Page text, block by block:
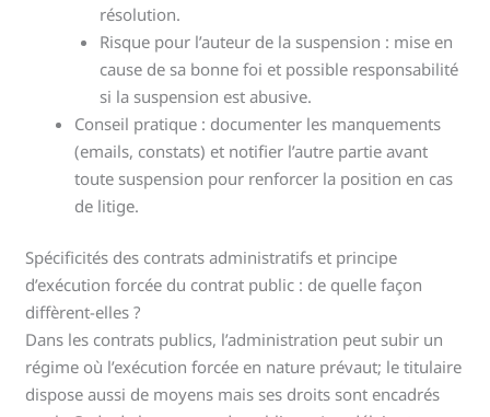
résolution.
Risque pour l’auteur de la suspension : mise en
cause de sa bonne foi et possible responsabilité
si la suspension est abusive.
Conseil pratique : documenter les manquements
(emails, constats) et notifier l’autre partie avant
toute suspension pour renforcer la position en cas
de litige.
Spécificités des contrats administratifs et principe
d’exécution forcée du contrat public : de quelle façon
diffèrent-elles ?
Dans les contrats publics, l’administration peut subir un
régime où l’exécution forcée en nature prévaut; le titulaire
dispose aussi de moyens mais ses droits sont encadrés